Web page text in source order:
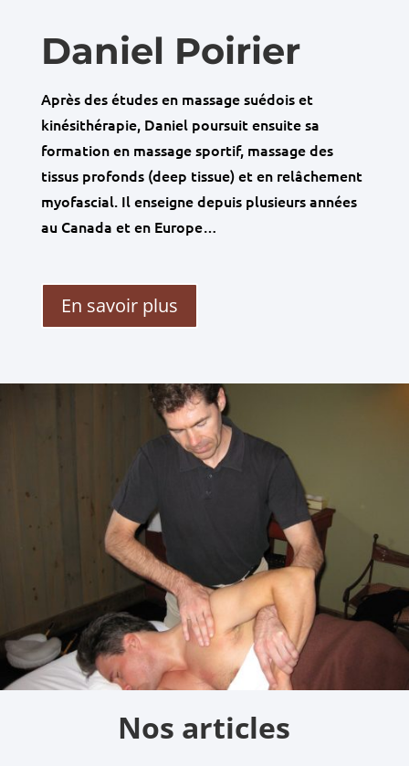
Daniel Poirier
Après des études en massage suédois et
kinésithérapie, Daniel poursuit ensuite sa
formation en massage sportif, massage des
tissus profonds (deep tissue) et en relâchement
myofascial. Il enseigne depuis plusieurs années
au Canada et en Europe…
En savoir plus
Nos articles